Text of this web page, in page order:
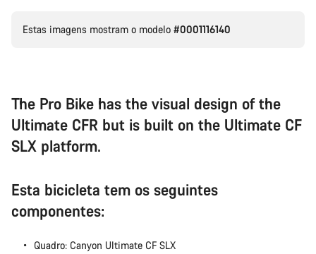
Estas imagens mostram o modelo #0001116140
The Pro Bike has the visual design of the
Ultimate CFR but is built on the Ultimate CF
SLX platform.
Esta bicicleta tem os seguintes
componentes:
Quadro: Canyon Ultimate CF SLX
Iniciar Chat